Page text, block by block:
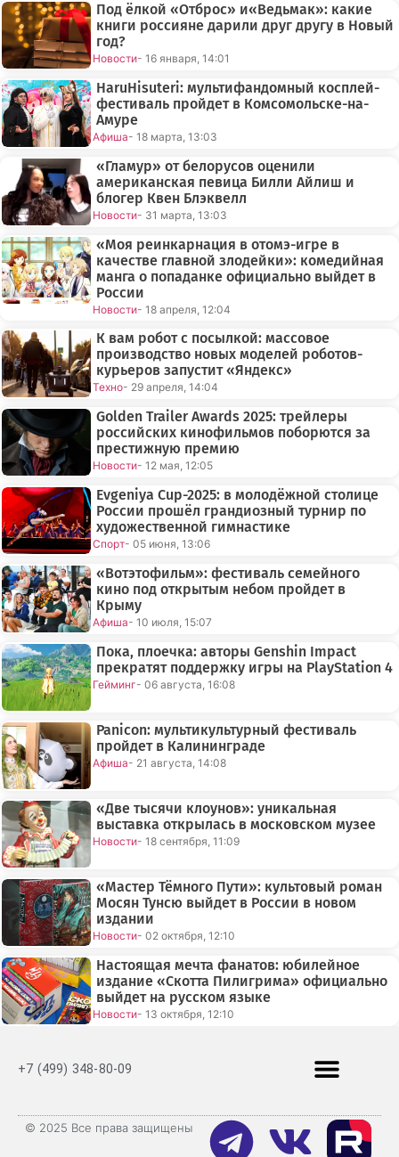
Под ёлкой «Отброс» и«Ведьмак»: какие
книги россияне дарили друг другу в Новый
год?
Новости- 16 января, 14:01
HaruHisuteri: мультифандомный косплей-
фестиваль пройдет в Комсомольске-на-
Амуре
Афиша- 18 марта, 13:03
«Гламур» от белорусов оценили
американская певица Билли Айлиш и
блогер Квен Блэквелл
Новости- 31 марта, 13:03
«Моя реинкарнация в отомэ-игре в
качестве главной злодейки»: комедийная
манга о попаданке официально выйдет в
России
Новости- 18 апреля, 12:04
К вам робот с посылкой: массовое
производство новых моделей роботов-
курьеров запустит «Яндекс»
Техно- 29 апреля, 14:04
Golden Trailer Awards 2025: трейлеры
российских кинофильмов поборются за
престижную премию
Новости- 12 мая, 12:05
Evgeniya Cup-2025: в молодёжной столице
России прошёл грандиозный турнир по
художественной гимнастике
Спорт- 05 июня, 13:06
«Вотэтофильм»: фестиваль семейного
кино под открытым небом пройдет в
Крыму
Афиша- 10 июля, 15:07
Пока, плоечка: авторы Genshin Impact
прекратят поддержку игры на PlayStation 4
Гейминг- 06 августа, 16:08
Panicon: мультикультурный фестиваль
пройдет в Калининграде
Афиша- 21 августа, 14:08
«Две тысячи клоунов»: уникальная
выставка открылась в московском музее
Новости- 18 сентября, 11:09
«Мастер Тёмного Пути»: культовый роман
Мосян Тунсю выйдет в России в новом
издании
Новости- 02 октября, 12:10
Настоящая мечта фанатов: юбилейное
издание «Скотта Пилигрима» официально
выйдет на русском языке
Новости- 13 октября, 12:10
+7 (499) 348-80-09
© 2025 Все права защищены